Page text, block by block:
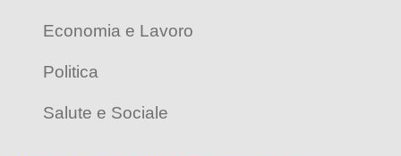
Economia e Lavoro
Politica
Salute e Sociale